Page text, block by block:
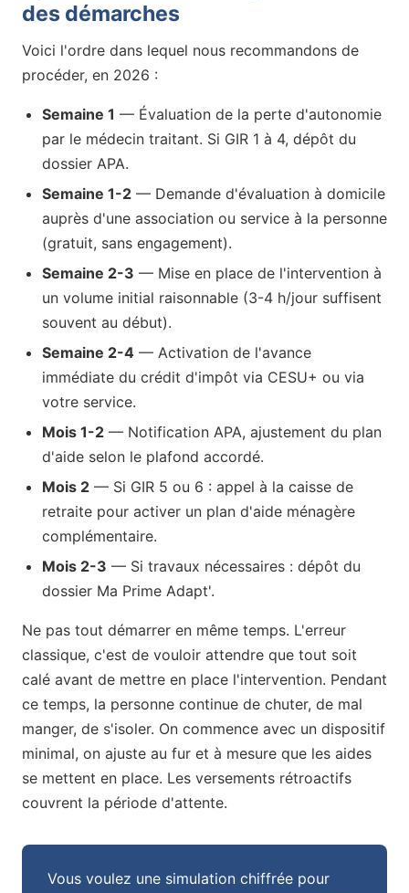
des démarches
Voici l'ordre dans lequel nous recommandons de
procéder, en 2026 :
Semaine 1 — Évaluation de la perte d'autonomie
par le médecin traitant. Si GIR 1 à 4, dépôt du
dossier APA.
Semaine 1-2 — Demande d'évaluation à domicile
auprès d'une association ou service à la personne
(gratuit, sans engagement).
Semaine 2-3 — Mise en place de l'intervention à
un volume initial raisonnable (3-4 h/jour suffisent
souvent au début).
Semaine 2-4 — Activation de l'avance
immédiate du crédit d'impôt via CESU+ ou via
votre service.
Mois 1-2 — Notification APA, ajustement du plan
d'aide selon le plafond accordé.
Mois 2 — Si GIR 5 ou 6 : appel à la caisse de
retraite pour activer un plan d'aide ménagère
complémentaire.
Mois 2-3 — Si travaux nécessaires : dépôt du
dossier Ma Prime Adapt'.
Ne pas tout démarrer en même temps. L'erreur
classique, c'est de vouloir attendre que tout soit
calé avant de mettre en place l'intervention. Pendant
ce temps, la personne continue de chuter, de mal
manger, de s'isoler. On commence avec un dispositif
minimal, on ajuste au fur et à mesure que les aides
se mettent en place. Les versements rétroactifs
couvrent la période d'attente.
Vous voulez une simulation chiffrée pour